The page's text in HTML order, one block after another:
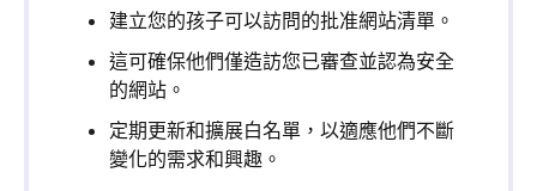
建立您的孩子可以訪問的批准網站清單。
這可確保他們僅造訪您已審查並認為安全
的網站。
定期更新和擴展白名單，以適應他們不斷
變化的需求和興趣。